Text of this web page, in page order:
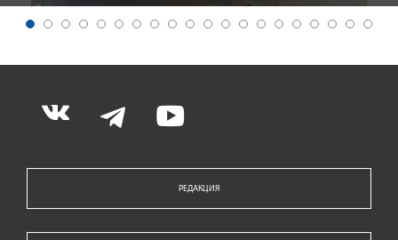
РЕДАКЦИЯ